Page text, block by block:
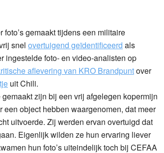
gemaakt tijdens een militaire
snel overtuigend geïdentificeerd als
ingestelde foto- en video-analisten op
aflevering van KRO Brandpuntover
uit Chili.
zijn bij een vrij afgelegen kopermijn
object hebben waargenomen, dat meer
uitvoerde. Zij werden ervan overtuigd dat
Eigenlijk wilden ze hun ervaring liever
hun foto’s uiteindelijk toch bij CEFAA